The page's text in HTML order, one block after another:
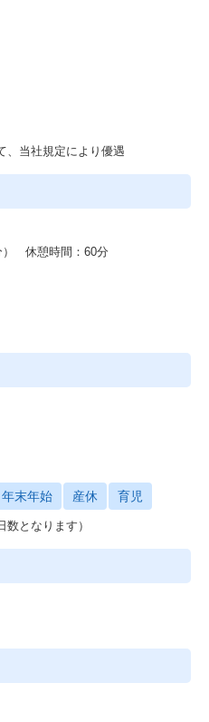
の違いを理解し、業務部門の
言葉を業務部門に分かりやす
整が必要なため、論理と情理
論理的なコミュニケーション
て顧客と共に顧客の業務を実
ミュニケーションが可能であ
、顧客内個人の利用状況などを
促進要因は何かを見極め、解
範囲だけでなく、その前後の
クトのメリットをより広く顧
客を前向きに動かすことができ
、当社規定により優遇
） 休憩時間：60分
年末年始 産休 育児
数となります）